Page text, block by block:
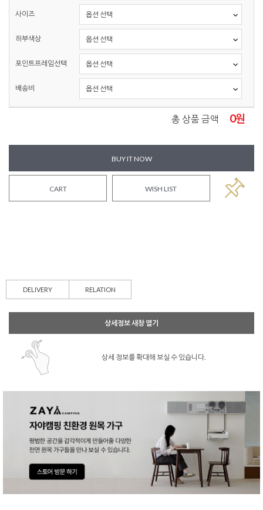
사이즈
하부색상
포인트프레임선택
배송비
총 상품 금액 0원
BUY IT NOW
CART WISH LIST
DELIVERY RELATION
상세정보 새창 열기
상세 정보를 확대해 보실 수 있습니다.